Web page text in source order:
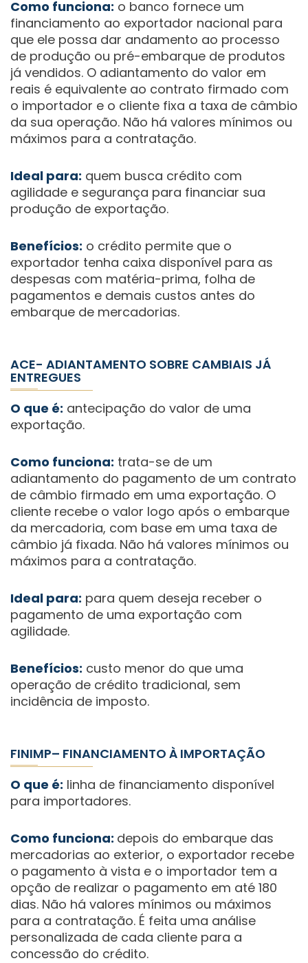
Como funciona: o banco fornece um
financiamento ao exportador nacional para
que ele possa dar andamento ao processo
de produção ou pré-embarque de produtos
já vendidos. O adiantamento do valor em
reais é equivalente ao contrato firmado com
o importador e o cliente fixa a taxa de câmbio
da sua operação. Não há valores mínimos ou
máximos para a contratação.
Ideal para: quem busca crédito com
agilidade e segurança para financiar sua
produção de exportação.
Benefícios: o crédito permite que o
exportador tenha caixa disponível para as
despesas com matéria-prima, folha de
pagamentos e demais custos antes do
embarque de mercadorias.
ACE- ADIANTAMENTO SOBRE CAMBIAIS JÁ
ENTREGUES
O que é: antecipação do valor de uma
exportação.
Como funciona: trata-se de um
adiantamento do pagamento de um contrato
de câmbio firmado em uma exportação. O
cliente recebe o valor logo após o embarque
da mercadoria, com base em uma taxa de
câmbio já fixada. Não há valores mínimos ou
máximos para a contratação.
Ideal para: para quem deseja receber o
pagamento de uma exportação com
agilidade.
Benefícios: custo menor do que uma
operação de crédito tradicional, sem
incidência de imposto.
FINIMP– FINANCIAMENTO À IMPORTAÇÃO
O que é: linha de financiamento disponível
para importadores.
Como funciona: depois do embarque das
mercadorias ao exterior, o exportador recebe
o pagamento à vista e o importador tem a
opção de realizar o pagamento em até 180
dias. Não há valores mínimos ou máximos
para a contratação. É feita uma análise
personalizada de cada cliente para a
concessão do crédito. ‍